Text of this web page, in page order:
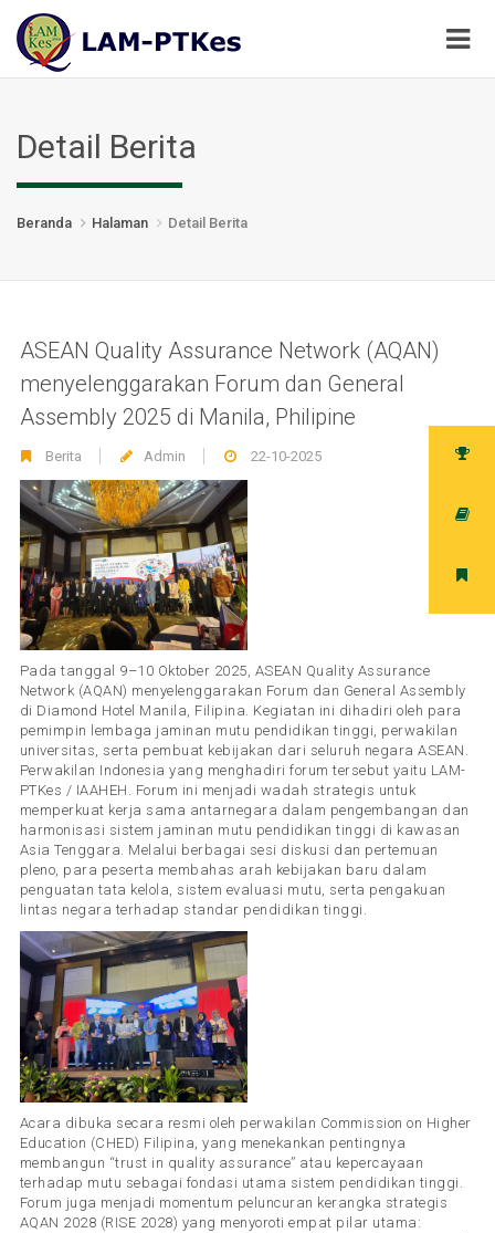
Detail Berita
Beranda Halaman Detail Berita
ASEAN Quality Assurance Network (AQAN)
menyelenggarakan Forum dan General
Assembly 2025 di Manila, Philipine
Berita Admin 22-10-2025
Pada tanggal 9–10 Oktober 2025, ASEAN Quality Assurance
Network (AQAN) menyelenggarakan Forum dan General Assembly
di Diamond Hotel Manila, Filipina. Kegiatan ini dihadiri oleh para
pemimpin lembaga jaminan mutu pendidikan tinggi, perwakilan
universitas, serta pembuat kebijakan dari seluruh negara ASEAN.
Perwakilan Indonesia yang menghadiri forum tersebut yaitu LAM-
PTKes / IAAHEH. Forum ini menjadi wadah strategis untuk
memperkuat kerja sama antarnegara dalam pengembangan dan
harmonisasi sistem jaminan mutu pendidikan tinggi di kawasan
Asia Tenggara. Melalui berbagai sesi diskusi dan pertemuan
pleno, para peserta membahas arah kebijakan baru dalam
penguatan tata kelola, sistem evaluasi mutu, serta pengakuan
lintas negara terhadap standar pendidikan tinggi.
Acara dibuka secara resmi oleh perwakilan Commission on Higher
Education (CHED) Filipina, yang menekankan pentingnya
membangun “trust in quality assurance” atau kepercayaan
terhadap mutu sebagai fondasi utama sistem pendidikan tinggi.
Forum juga menjadi momentum peluncuran kerangka strategis
AQAN 2028 (RISE 2028) yang menyoroti empat pilar utama: